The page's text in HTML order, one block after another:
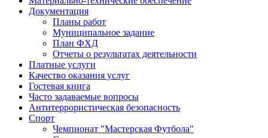
Документация
Планы работ
Муниципальное задание
План ФХД
Отчеты о результатах деятельности
Платные услуги
Качество оказания услуг
Гостевая книга
Часто задаваемые вопросы
Антитеррористическая безопасность
Спорт
Чемпионат "Мастерская Футбола"